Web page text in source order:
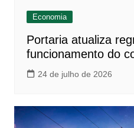
Economia
Portaria atualiza
funcionamento do
24 de julho de 2026